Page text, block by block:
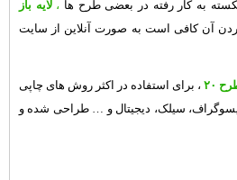
به کار رفته در بعضیطرح ها ،لایه باز
آن کافی است به صورت آنلاین از سایت
۲۰
، برای استفاده در اکثر روش های چاپی
سیلک، دیجیتال و … طراحی شده و